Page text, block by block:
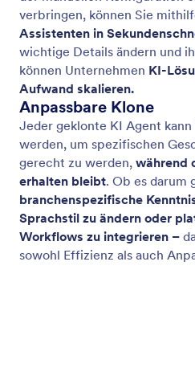
Erstellen Sie einen
Erstellen Sie einen Avatar,
Laden Sie Ihr Foto hoch oder
selbst, passen Sie den
Sie Ihren KI Avatar.